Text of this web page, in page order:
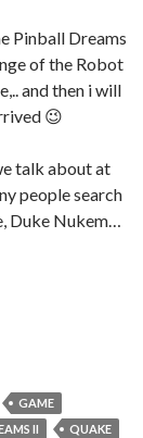
Pinball Dreams
of the Robot
and then i will
😉
talk about at
people search
Duke Nukem…
GAME
II
QUAKE